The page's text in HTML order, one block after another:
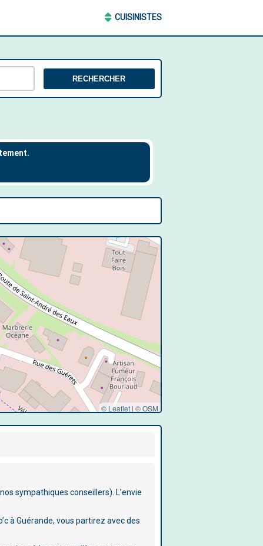
CUISINISTES
RECHERCHER
© Leaflet | ©OSM
sympathiques conseillers). L’envie
à Guérande, vous partirez avec des